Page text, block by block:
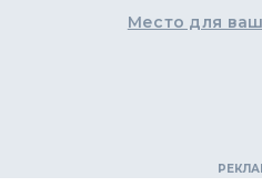
Место для